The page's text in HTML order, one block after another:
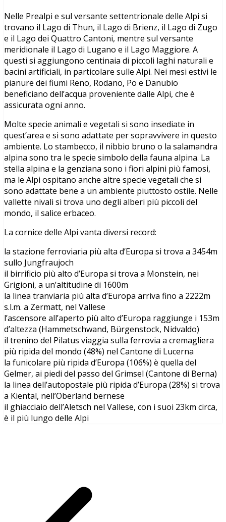
Nelle Prealpi e sul versante settentrionale delle Alpi si
trovano il Lago di Thun, il Lago di Brienz, il Lago di Zugo
e il Lago dei Quattro Cantoni, mentre sul versante
meridionale il Lago di Lugano e il Lago Maggiore. A
questi si aggiungono centinaia di piccoli laghi naturali e
bacini artificiali, in particolare sulle Alpi. Nei mesi estivi le
pianure dei fiumi Reno, Rodano, Po e Danubio
beneficiano dell’acqua proveniente dalle Alpi, che è
assicurata ogni anno.
Molte specie animali e vegetali si sono insediate in
quest’area e si sono adattate per sopravvivere in questo
ambiente. Lo stambecco, il nibbio bruno o la salamandra
alpina sono tra le specie simbolo della fauna alpina. La
stella alpina e la genziana sono i fiori alpini più famosi,
ma le Alpi ospitano anche altre specie vegetali che si
sono adattate bene a un ambiente piuttosto ostile. Nelle
vallette nivali si trova uno degli alberi più piccoli del
mondo, il salice erbaceo.
La cornice delle Alpi vanta diversi record:
la stazione ferroviaria più alta d’Europa si trova a 3454m
sullo Jungfraujoch
il birrificio più alto d’Europa si trova a Monstein, nei
Grigioni, a un’altitudine di 1600m
la linea tranviaria più alta d’Europa arriva fino a 2222m
s.l.m. a Zermatt, nel Vallese
l’ascensore all’aperto più alto d’Europa raggiunge i 153m
d’altezza (Hammetschwand, Bürgenstock, Nidvaldo)
il trenino del Pilatus viaggia sulla ferrovia a cremagliera
più ripida del mondo (48%) nel Cantone di Lucerna
la funicolare più ripida d’Europa (106%) è quella del
Gelmer, ai piedi del passo del Grimsel (Cantone di Berna)
la linea dell’autopostale più ripida d’Europa (28%) si trova
a Kiental, nell’Oberland bernese
il ghiacciaio dell’Aletsch nel Vallese, con i suoi 23km circa,
è il più lungo delle Alpi